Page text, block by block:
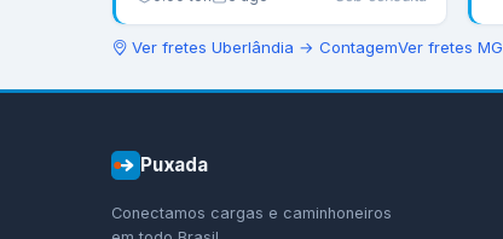
Ver fretes Uberlândia → ContagemVer fretes MG
Puxada
Conectamos cargas e caminhoneiros